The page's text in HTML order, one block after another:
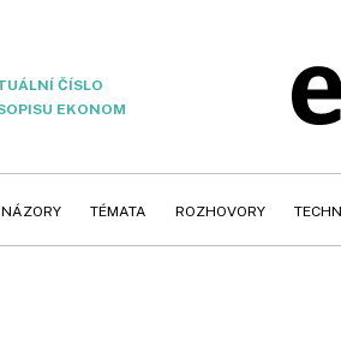
ČÍSLO
EKONOM
NÁZORY TÉMATA ROZHOVORY